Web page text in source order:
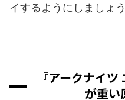
イするようにしましょう
『アークナイツ
が重い